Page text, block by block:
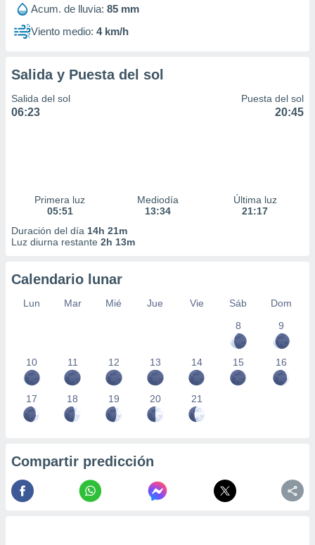
Acum. de lluvia: 85 mm
Viento medio: 4 km/h
Salida y Puesta del sol
Salida del sol
06:23
Puesta del sol
20:45
Primera luz
05:51
Mediodía
13:34
Última luz
21:17
Duración del día 14h 21m
Luz diurna restante 2h 13m
Calendario lunar
Lun Mar Mié Jue Vie Sáb
Dom
8
9
10 11 12 13 14 15 16
17 18 19 20 21
Compartir predicción